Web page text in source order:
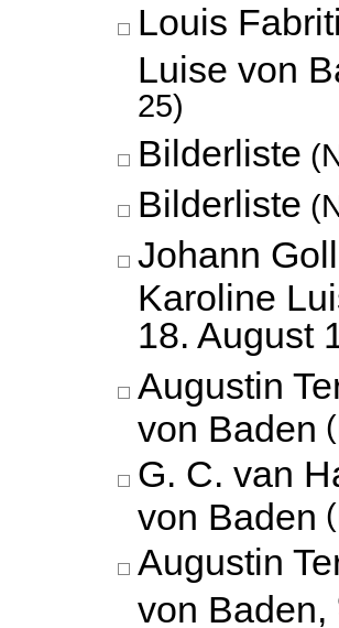
Louis
Luise von
25)
Bilderliste
Bilderliste
Johann
Karoline
18. August
Augustin
von Baden
G. C. van
von Baden
Augustin
von Baden,